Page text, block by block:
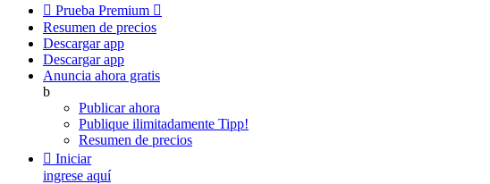
 Prueba Premium 
Resumen de precios
Descargar app
Descargar app
Anuncia ahora gratis
b
Publicar ahora
Publique ilimitadamente Tipp!
Resumen de precios
 Iniciar
ingrese aquí